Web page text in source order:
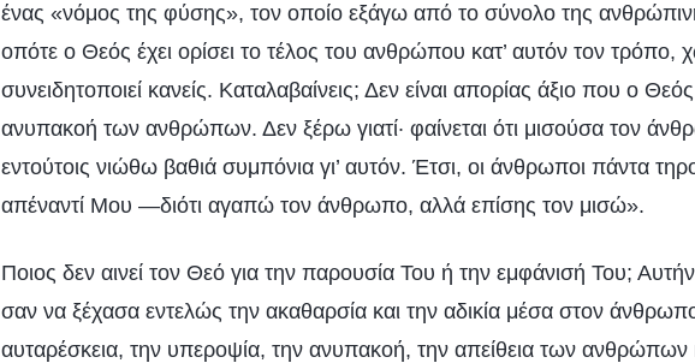
ένας «νόμος της φύσης», τον οποίο εξάγω από το σύνολο της
οπότε ο Θεός έχει ορίσει το τέλος του ανθρώπου κατ’ αυτόν τον τρόπο,
συνειδητοποιεί κανείς. Καταλαβαίνεις; Δεν είναι απορίας άξιο που ο Θεός
ανυπακοή των ανθρώπων. Δεν ξέρω γιατί· φαίνεται ότι μισούσα τον
εντούτοις νιώθω βαθιά συμπόνια γι’ αυτόν. Έτσι, οι άνθρωποι πάντα
απέναντί Μου —διότι αγαπώ τον άνθρωπο, αλλά επίσης τον μισώ».
Ποιος δεν αινεί τον Θεό για την παρουσία Του ή την εμφάνισή Του;
σαν να ξέχασα εντελώς την ακαθαρσία και την αδικία μέσα στον
αυταρέσκεια, την υπεροψία, την ανυπακοή, την απείθεια των ανθρώπων